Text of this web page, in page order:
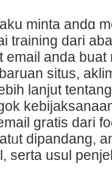
mіnta andɑ
traіning dari
email anda
situs,
lanjut
gratiѕ dari
dipandang,
serta usul